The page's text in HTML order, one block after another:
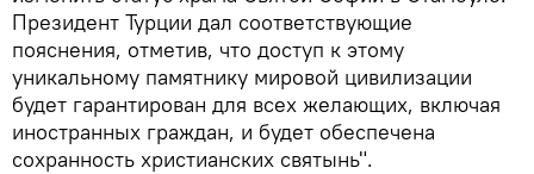
Президент Турции дал соответствующие
пояснения, отметив, что доступ к этому
уникальному памятнику мировой цивилизации
будет гарантирован для всех желающих, включая
иностранных граждан, и будет обеспечена
сохранность христианских святынь".